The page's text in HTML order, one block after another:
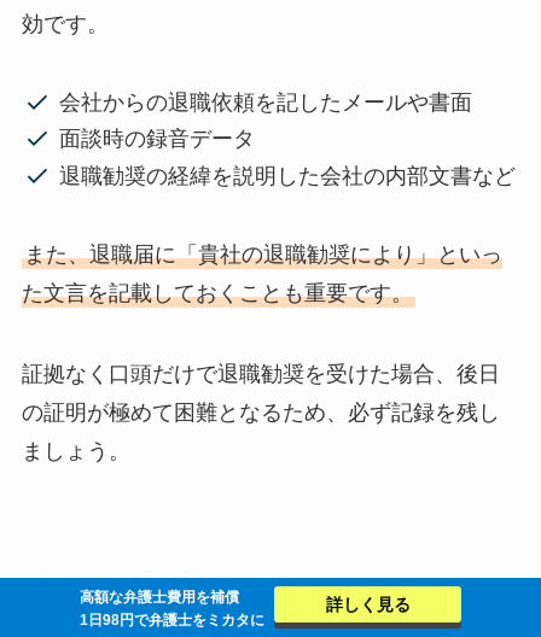
効です。
会社からの退職依頼を記したメールや書面
面談時の録音データ
退職勧奨の経緯を説明した会社の内部文書など
また、退職届に「貴社の退職勧奨により」といっ
た文言を記載しておくことも重要です。
証拠なく口頭だけで退職勧奨を受けた場合、後日
の証明が極めて困難となるため、必ず記録を残し
ましょう。
会社都合の退職にしてもらうために
高額な弁護士費用を補償
1日98円で弁護士をミカタに
詳しく見る